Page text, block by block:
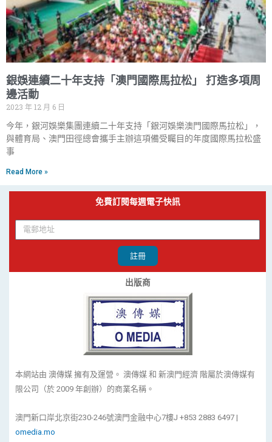
銀娛連續二十年支持「澳門國際馬拉松」 打造多項周
邊活動
2023 年 12 月 6 日
今年，銀河娛樂集團連續二十年支持「銀河娛樂澳門國際馬拉松」，
與體育局、澳門田徑總會攜手主辦這項備受矚目的年度國際馬拉松盛
事
Read More »
免費訂閱每週電子快訊
註冊
出版商
本網站由 澳傳媒 擁有及運營。 澳傳媒 和 新澳門經濟 階屬於澳傳媒有
限公司（於 2009 年創辦）的商業名稱。
澳門新口岸北京街230-246號澳門金融中心7樓J +853 2883 6497 |
omedia.mo